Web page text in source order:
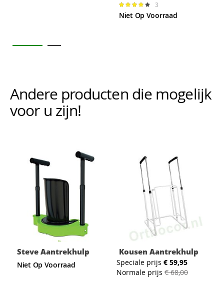
Waardering:
82%
3
Niet Op Voorraad
Andere producten die mogelijk
voor u zijn!
Steve Aantrekhulp
Niet Op Voorraad
Kousen Aantrekhulp
Speciale prijs € 59,95
Normale prijs € 68,00